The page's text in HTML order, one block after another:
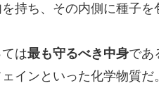
持ち、その内側に種子を
は最も守るべき中身であ
インといった化学物質だ。